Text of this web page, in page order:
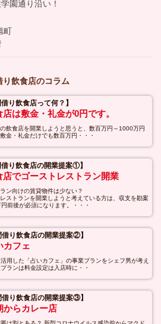
園通り沿い！
町
り飲食店のコラム
借り飲食店って何？】
は敷金・礼金が0円です。
飲食店を開業しようと思うと、数百万円～1000万円
金・礼金だけでも数百万円・・・
借り飲食店の開業提案①】
店でゴーストレストラン開業
ン向けの賃貸物件は少ない？
ストランを開業しようと考えている方は、収支を勘案
前後が必須になります。・・・
借り飲食店の開業提案②】
カフェ
用した「占いカフェ」の事業プランをシェフ男が考え
ランは料金設定は入店時に・・
借り飲食店の開業提案③】
からカレー店